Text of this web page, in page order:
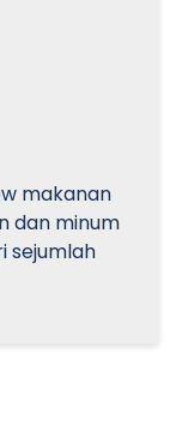
makanan
dan minum
sejumlah